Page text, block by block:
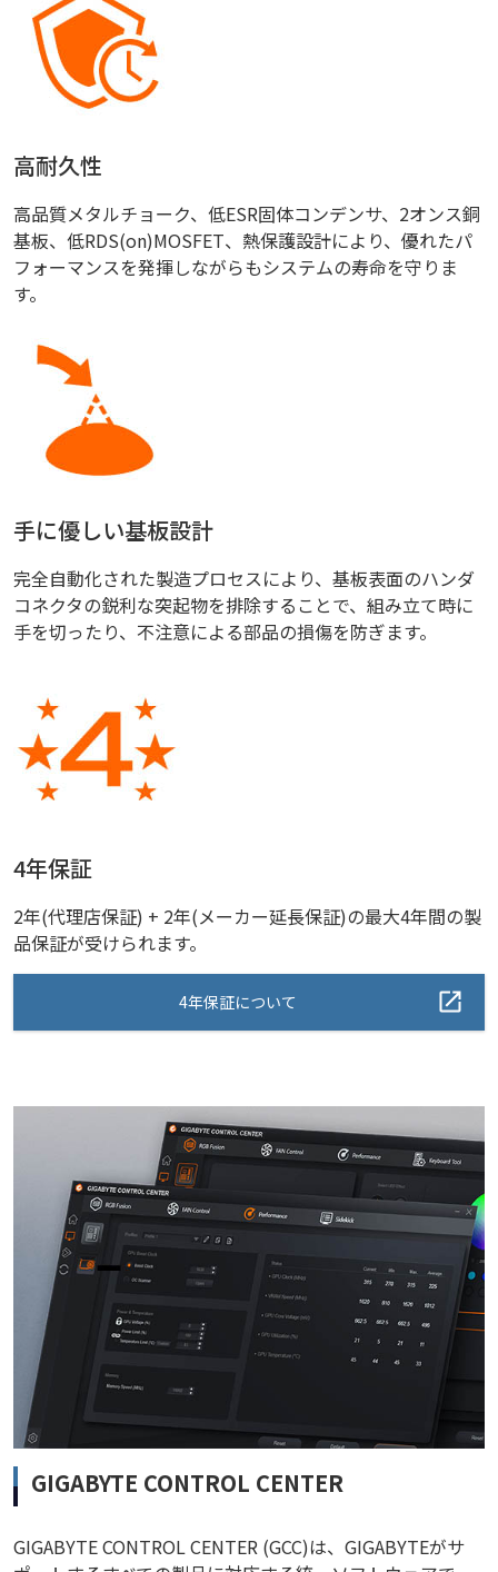
高耐久性
高品質メタルチョーク、低ESR固体コンデンサ、2オンス銅
基板、低RDS(on)MOSFET、熱保護設計により、優れたパ
フォーマンスを発揮しながらもシステムの寿命を守りま
す。
手に優しい基板設計
完全自動化された製造プロセスにより、基板表面のハンダ
コネクタの鋭利な突起物を排除することで、組み立て時に
手を切ったり、不注意による部品の損傷を防ぎます。
4年保証
2年(代理店保証) + 2年(メーカー延長保証)の最大4年間の製
品保証が受けられます。
4年保証について
GIGABYTE CONTROL CENTER
GIGABYTE CONTROL CENTER (GCC)は、GIGABYTEがサ